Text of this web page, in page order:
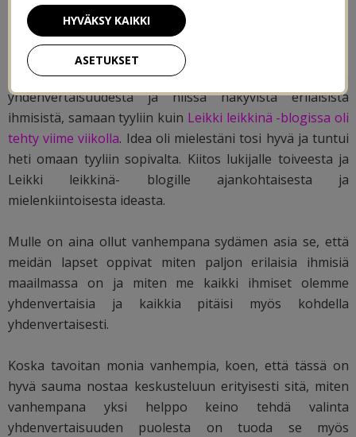
saatuja kirjoja, jotka on mainittu
erikseen.
Lukija toivoi minulta postausta meidän lastenkirjojen
yhdenvertaisuudesta ja niissä näkyvistä erilaisista
ihmisistä, samaan tyyliin kuin Leikki leikkinä -blogissa oli
tehty viime viikolla. Idea oli mielestäni tosi hyvä ja tuntui
heti omaan tyyliin sopivalta. Kiitos lukijalle toiveesta ja
Leikki leikkinä- blogille ajankohtaisesta ja
mielenkiintoisesta ideasta.
Mulle on aina ollut vanhempana sydämen asia se, että
meidän lapset oppivat miten paljon erilaisia ihmisiä
maailmassa on ja miten me kaikki ihmiset olemme
yhdenvertaisia ja kaikkia pitäisi myös kohdella
yhdenvertaisesti.
Koska tavoitan monia vanhempia, koen, että tässä on
hyvä sauma nostaa keskusteluun erityisesti sitä, miten
vanhempana yksi helppo keino tehdä valinta
yhdenvertaisuuden puolesta on tuoda se myös
ASETUKSET
HYVÄKSY KAIKKI